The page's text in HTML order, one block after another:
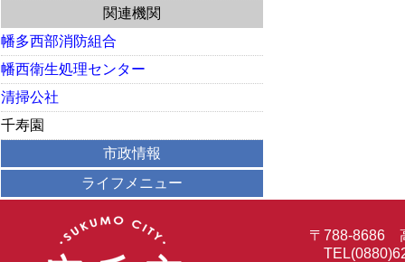
関連機関
幡多西部消防組合
幡西衛生処理センター
清掃公社
千寿園
市政情報
ライフメニュー
〒788-8686